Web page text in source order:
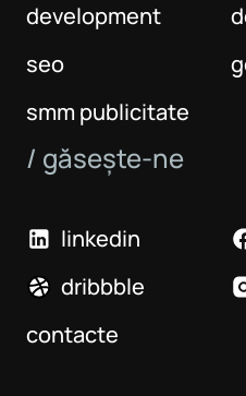
development
seo
smm publicitate
/ găsește-ne
contacte
linkedin
dribbble